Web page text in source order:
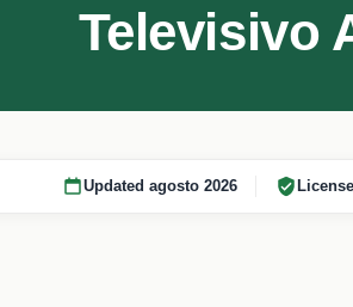
Televisivo
Updated agosto 2026